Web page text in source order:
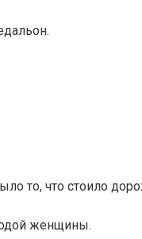
то, что стоило
женщины.